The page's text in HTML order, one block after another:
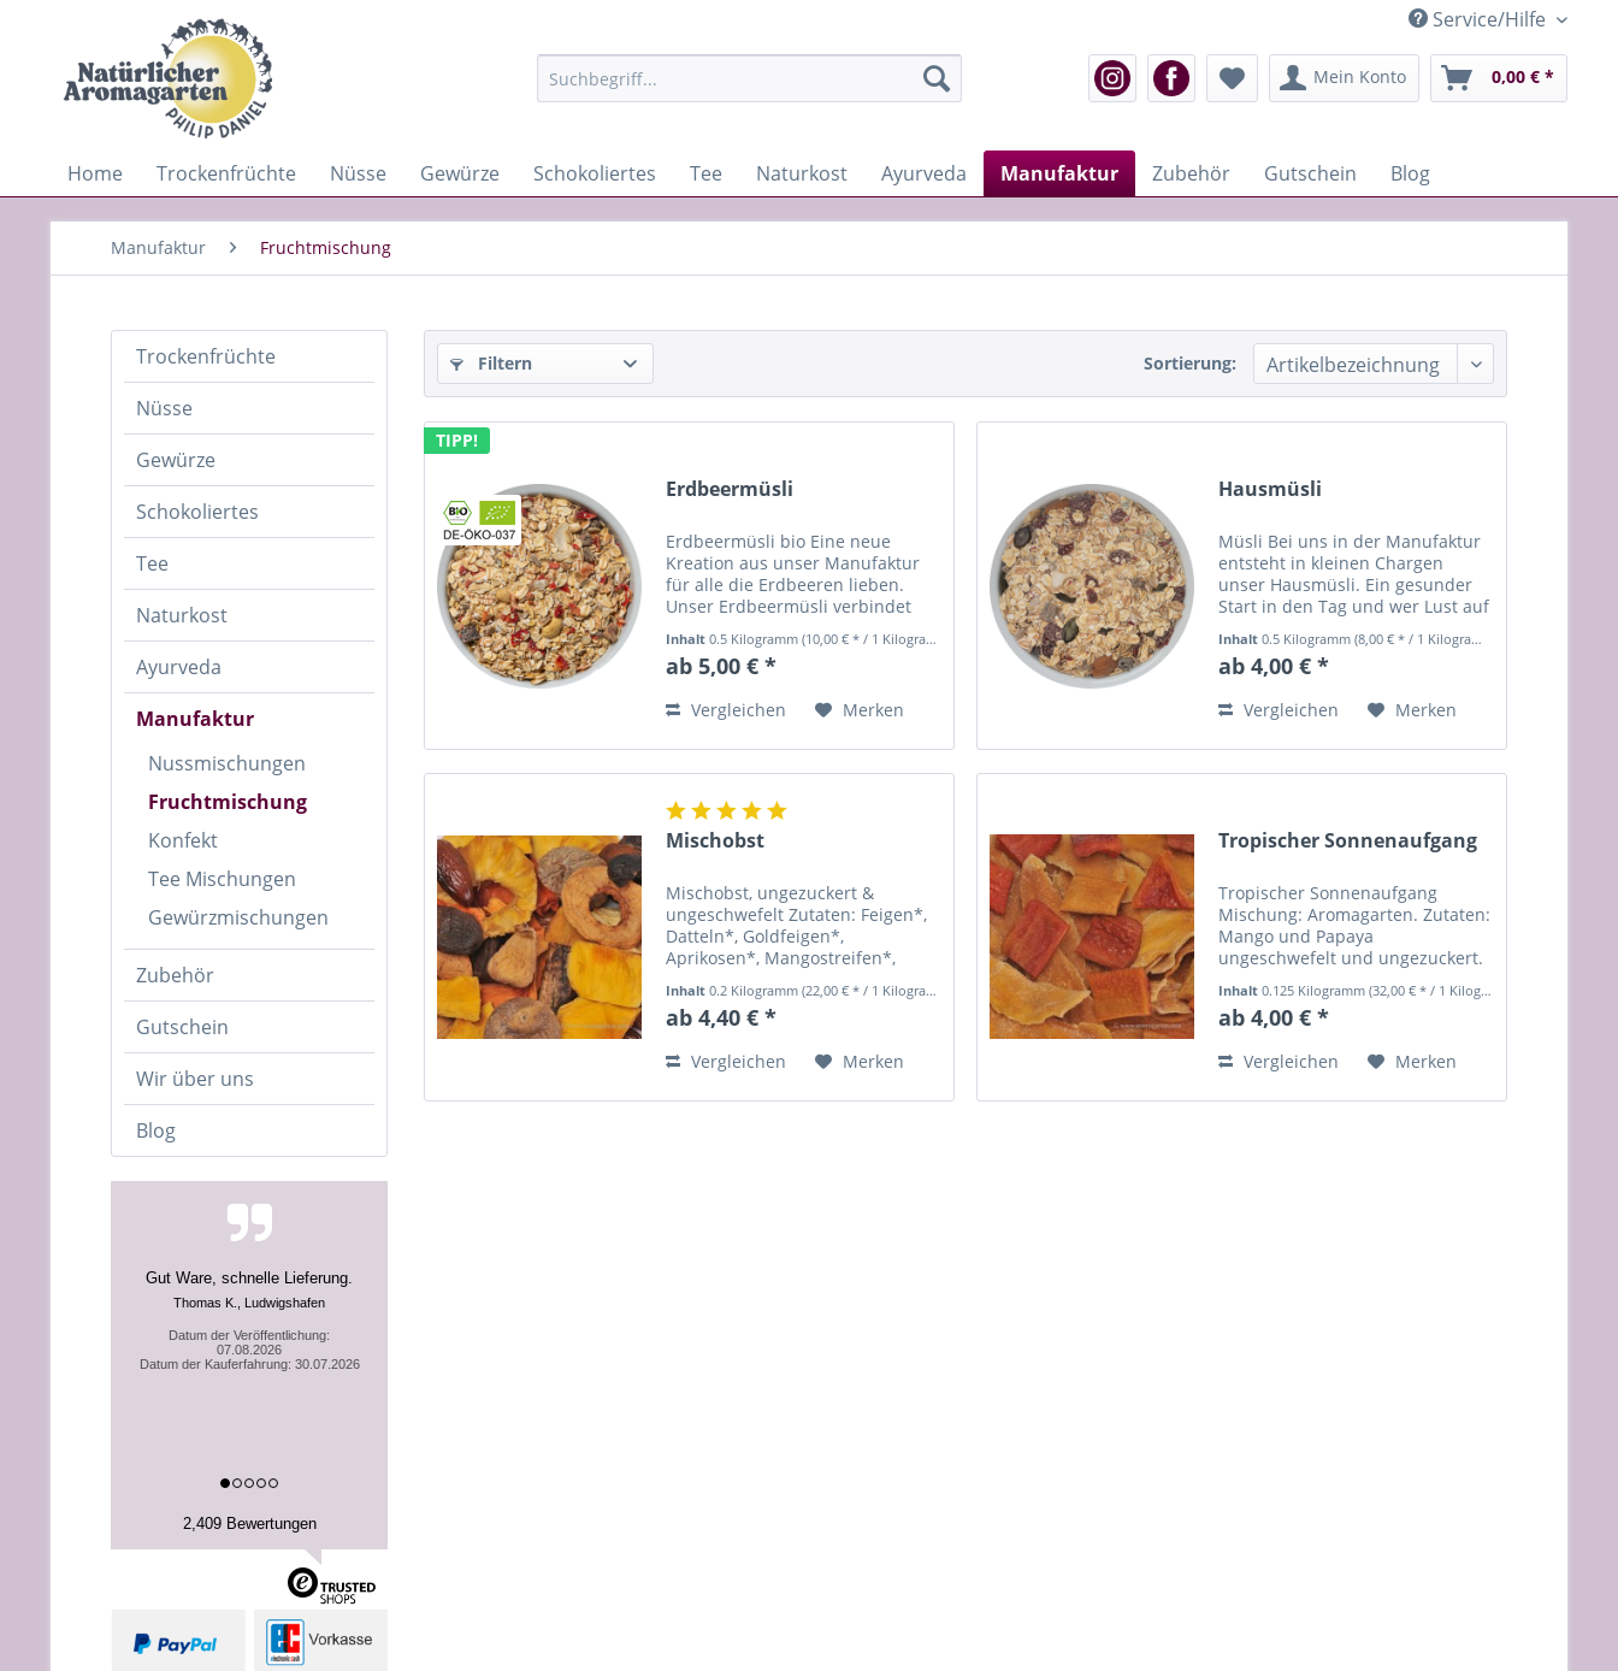
Service/Hilfe
Mein Konto 0,00 € *
Home Trockenfrüchte Nüsse Gewürze Schokoliertes Tee Naturkost Ayurveda Manufaktur Zubehör Gutschein Blog
Manufaktur Fruchtmischung
Trockenfrüchte
Nüsse
Gewürze
Schokoliertes
Tee
Naturkost
Ayurveda
Manufaktur
Nussmischungen
Fruchtmischung
Konfekt
Tee Mischungen
Gewürzmischungen
Zubehör
Gutschein
Wir über uns
Blog
Gut Ware, schnelle Lieferung.
Thomas K., Ludwigshafen
Datum der Veröffentlichung:
07.08.2026
Datum der Kauferfahrung: 30.07.2026
2,409 Bewertungen
Filtern Sortierung:
TIPP!
Erdbeermüsli
Erdbeermüsli bio Eine neue
Kreation aus unser Manufaktur
für alle die Erdbeeren lieben.
Unser Erdbeermüsli verbindet
dem vollem Erdbeergenuss von
gefriergetrockneten Erdbeeren
Inhalt0.5 Kilogramm(10,00 € * / 1 Kilogramm)
ab 5,00 € *
Vergleichen Merken
Hausmüsli
Müsli Bei uns in der Manufaktur
entsteht in kleinen Chargen
unser Hausmüsli. Ein gesunder
Start in den Tag und wer Lust auf
einfach unser Erdbeermüsli .
Zutaten: Haferflocken* fein &
Inhalt0.5 Kilogramm(8,00 € * / 1 Kilogramm)
ab 4,00 € *
Vergleichen Merken
Mischobst
Mischobst, ungezuckert &
ungeschwefelt Zutaten: Feigen*,
Datteln*, Goldfeigen*,
Aprikosen*, Mangostreifen*,
Papaya. Saisonabhängig kann
sich die Zusammensetzung
gekennzeichneten Früchte...
Inhalt0.2 Kilogramm(22,00 € * / 1 Kilogramm)
ab 4,40 € *
Vergleichen Merken
Tropischer Sonnenaufgang
Tropischer Sonnenaufgang
Mischung: Aromagarten. Zutaten:
Mango und Papaya
ungeschwefelt und ungezuckert.
Inhalt0.125 Kilogramm(32,00 € * / 1 Kilogramm)
ab 4,00 € *
Vergleichen Merken